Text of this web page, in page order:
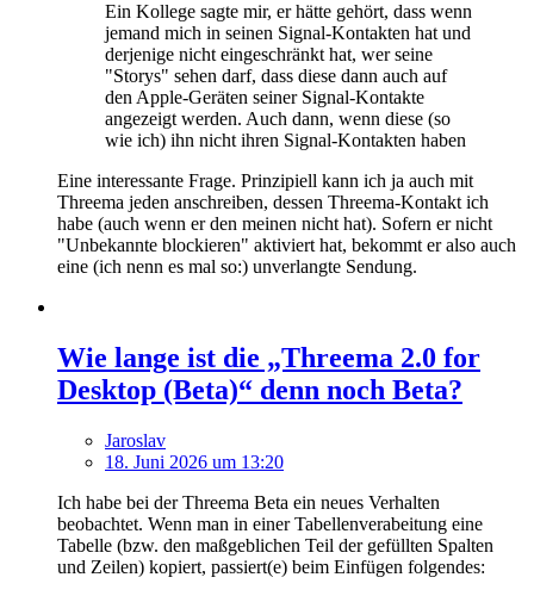
Ein Kollege sagte mir, er hätte gehört, dass wenn
jemand mich in seinen Signal-Kontakten hat und
derjenige nicht eingeschränkt hat, wer seine
"Storys" sehen darf, dass diese dann auch auf
den Apple-Geräten seiner Signal-Kontakte
angezeigt werden. Auch dann, wenn diese (so
wie ich) ihn nicht ihren Signal-Kontakten haben
Eine interessante Frage. Prinzipiell kann ich ja auch mit
Threema jeden anschreiben, dessen Threema-Kontakt ich
habe (auch wenn er den meinen nicht hat). Sofern er nicht
"Unbekannte blockieren" aktiviert hat, bekommt er also auch
eine (ich nenn es mal so:) unverlangte Sendung.
Wie lange ist die „Threema 2.0 for
Desktop (Beta)“ denn noch Beta?
Jaroslav
18. Juni 2026 um 13:20
Ich habe bei der Threema Beta ein neues Verhalten
beobachtet. Wenn man in einer Tabellenverabeitung eine
Tabelle (bzw. den maßgeblichen Teil der gefüllten Spalten
und Zeilen) kopiert, passiert(e) beim Einfügen folgendes: